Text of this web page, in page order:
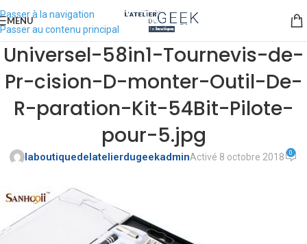
Passer à la navigation
Passer au contenu principal
MENU
Universel-58in1-Tournevis-de-
Pr-cision-D-monter-Outil-De-
R-paration-Kit-54Bit-Pilote-
pour-5.jpg
laboutiquedelatelierdugeekadminActivé 8 octobre 2018 0